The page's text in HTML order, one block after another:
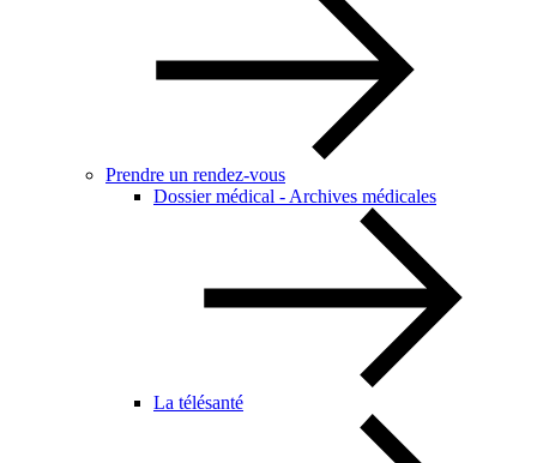
Prendre un rendez-vous
Dossier médical - Archives médicales
La télésanté